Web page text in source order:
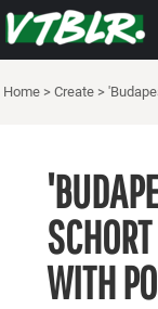
Home > Create >
WITH